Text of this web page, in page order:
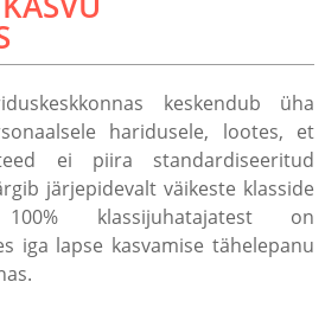
keskendub üha
haridusele, lootes, et
ei piira standardiseeritud
järjepidevalt väikeste klasside
klassijuhatajatest on
iga lapse kasvamise tähelepanu